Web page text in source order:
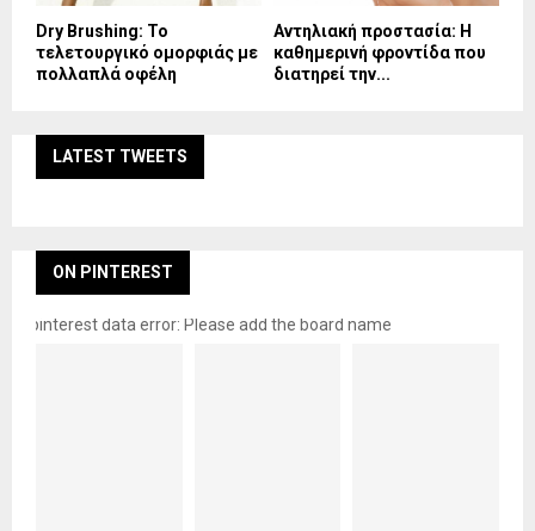
Dry Brushing: Το
τελετουργικό ομορφιάς με
πολλαπλά οφέλη
Αντηλιακή προστασία: Η
καθημερινή φροντίδα που
διατηρεί την...
LATEST TWEETS
ON PINTEREST
pinterest data error: Please add the board name